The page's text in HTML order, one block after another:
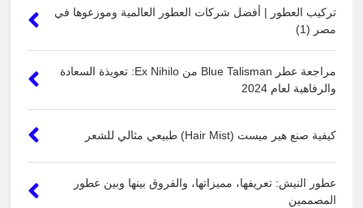
تركيب العطور | أفضل شركات العطور العالمية وموزعوها في
مصر (1)
مراجعة عطر Blue Talisman من Ex Nihilo: تعويذة السعادة
والرفاهية لعام 2024
كيفية صنع هير ميست (Hair Mist) طبيعي مثالي للشعر
عطور النيش: تعريفها، مميزاتها، والفروق بينها وبين عطور
المصممين